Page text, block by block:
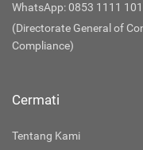
WhatsApp: 0853 1111
(Directorate General of
Compliance)
Cermati
Tentang Kami